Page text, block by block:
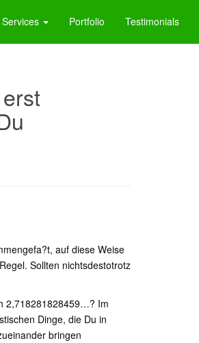
Services Portfolio Testimonials
auf diese Weise
Sollten nichtsdestotrotz
2,718281828459…? Im
Dinge, die Du in
bringen